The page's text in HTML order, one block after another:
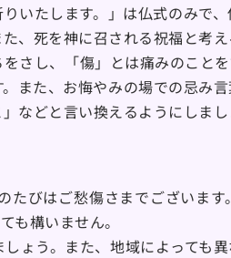
いたします。」は仏式のみで
、死を神に召される祝福と考
さし、「傷」とは痛みのこと
また、お悔やみの場での忌み
などと言い換えるようにしまし
びはご愁傷さまでございま
も構いません。
ょう。また、地域によっても